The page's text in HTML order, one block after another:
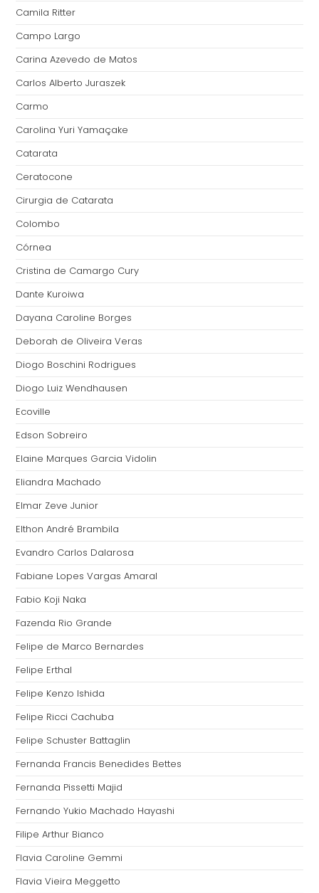
Camila Ritter
Campo Largo
Carina Azevedo de Matos
Carlos Alberto Juraszek
Carmo
Carolina Yuri Yamaçake
Catarata
Ceratocone
Cirurgia de Catarata
Colombo
Córnea
Cristina de Camargo Cury
Dante Kuroiwa
Dayana Caroline Borges
Deborah de Oliveira Veras
Diogo Boschini Rodrigues
Diogo Luiz Wendhausen
Ecoville
Edson Sobreiro
Elaine Marques Garcia Vidolin
Eliandra Machado
Elmar Zeve Junior
Elthon André Brambila
Evandro Carlos Dalarosa
Fabiane Lopes Vargas Amaral
Fabio Koji Naka
Fazenda Rio Grande
Felipe de Marco Bernardes
Felipe Erthal
Felipe Kenzo Ishida
Felipe Ricci Cachuba
Felipe Schuster Battaglin
Fernanda Francis Benedides Bettes
Fernanda Pissetti Majid
Fernando Yukio Machado Hayashi
Filipe Arthur Bianco
Flavia Caroline Gemmi
Flavia Vieira Meggetto